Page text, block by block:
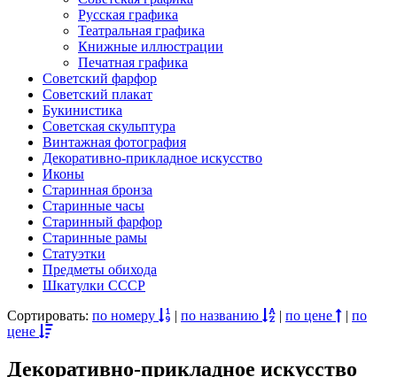
Русская графика
Театральная графика
Книжные иллюстрации
Печатная графика
Советский фарфор
Советский плакат
Букинистика
Советская скульптура
Винтажная фотография
Декоративно-прикладное искусство
Иконы
Старинная бронза
Старинные часы
Старинный фарфор
Старинные рамы
Статуэтки
Предметы обихода
Шкатулки СССР
Сортировать: по номеру | по названию | по цене | по
цене
Декоративно-прикладное искусство